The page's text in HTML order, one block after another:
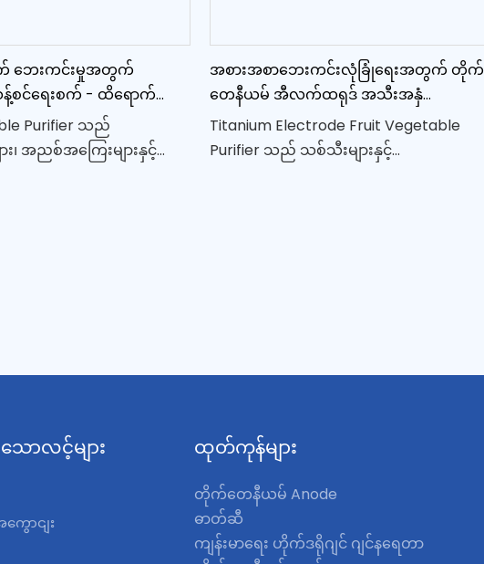
ဘေးကင်းမှုအတွက်
င်ရေးစက် - ထိရောက်သော
စင်ဆေး
Purifier သည်
၊ အညစ်အကြေးများနှင့်
အစားအစာဘေးကင်းလုံခြုံရေးအတွက် တိုက်
တေနီယမ် အီလက်ထရုဒ် အသီးအနှံ
ဟင်းသီးဟင်းရွက် သန့်စင်ဆေး
Titanium Electrode Fruit Vegetable
Purifier သည် သစ်သီးများနှင့်
ပါသည်။
ောလင့်များ
ောငျး
ထုတ်ကုန်များ
တိုက်တေနီယမ် Anode
ဓာတ်ဆီ
ကျန်းမာရေး ဟိုက်ဒရိုဂျင် ဂျင်နရေတာ